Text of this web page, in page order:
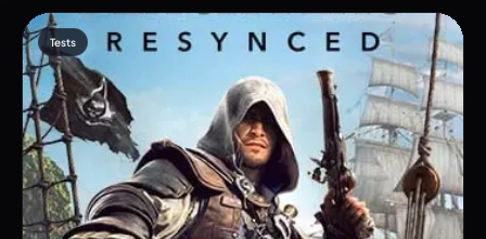
Tests